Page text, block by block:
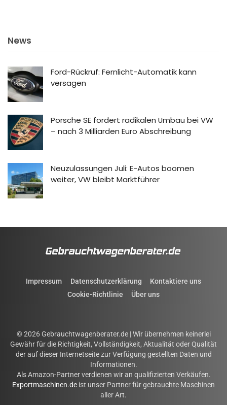
News
Ford-Rückruf: Fernlicht-Automatik kann
versagen
Porsche SE fordert radikalen Umbau bei VW
– nach 3 Milliarden Euro Abschreibung
Neuzulassungen Juli: E-Autos boomen
weiter, VW bleibt Marktführer
Impressum Datenschutzerklärung
Kontaktiere uns
Cookie-Richtlinie
Über uns
© 2026 Gebrauchtwagenberater.de | Wir übernehmen keinerlei
Gewähr für die Richtigkeit, Vollständigkeit, Aktualität oder Qualität
der auf dieser Internetseite zur Verfügung gestellten Daten und
Informationen.
Als Amazon-Partner verdienen wir an qualifizierten Verkäufen.
Exportmaschinen.de ist unser Partner für gebrauchte Maschinen
aller Art.